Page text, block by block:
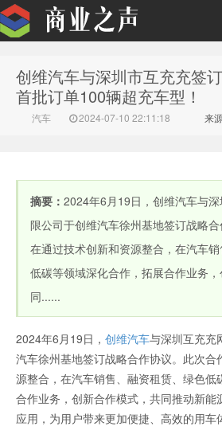
商业之声
创维汽车与深圳市互充充签
首批订单100辆超充车型！
汽车 2024-07-10 22:11:18 来
摘要： 2024年6月19日，创维汽车与
限公司于创维汽车徐州基地签订战略
在通过技术创新和资源整合，在汽车
低碳等领域深化合作，拓展合作业务
同......
2024年6月19日， 创维汽车与深圳互充充
汽车徐州基地签订战略合作协议。此次合
源整合，在汽车销售、融资租赁、绿色低
合作业务，创新合作模式，共同推动新能
应用，为用户带来更加便捷、高效的用车